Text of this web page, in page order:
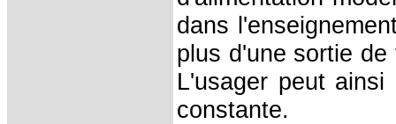
dans
plus d'une sortie
L'usager peut
constante.